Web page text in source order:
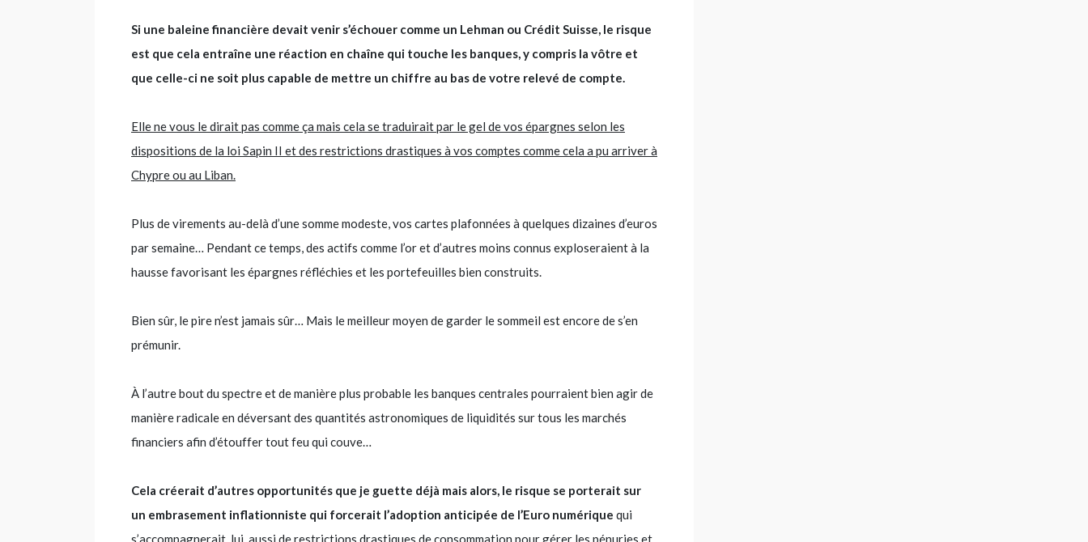
Si une baleine financière devait venir s’échouer comme un Lehman ou Crédit Suisse, le risque
est que cela entraîne une réaction en chaîne qui touche les banques, y compris la vôtre et
que celle-ci ne soit plus capable de mettre un chiffre au bas de votre relevé de compte.
Elle ne vous le dirait pas comme ça mais cela se traduirait par le gel de vos épargnes selon les
dispositions de la loi Sapin II et des restrictions drastiques à vos comptes comme cela a pu arriver à
Chypre ou au Liban.
Plus de virements au-delà d’une somme modeste, vos cartes plafonnées à quelques dizaines d’euros
par semaine… Pendant ce temps, des actifs comme l’or et d’autres moins connus exploseraient à la
hausse favorisant les épargnes réfléchies et les portefeuilles bien construits.
Bien sûr, le pire n’est jamais sûr… Mais le meilleur moyen de garder le sommeil est encore de s’en
prémunir.
À l’autre bout du spectre et de manière plus probable les banques centrales pourraient bien agir de
manière radicale en déversant des quantités astronomiques de liquidités sur tous les marchés
financiers afin d’étouffer tout feu qui couve…
Cela créerait d’autres opportunités que je guette déjà mais alors, le risque se porterait sur
un embrasement inflationniste qui forcerait l’adoption anticipée de l’Euro numérique qui
s’accompagnerait, lui, aussi de restrictions drastiques de consommation pour gérer les pénuries et